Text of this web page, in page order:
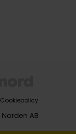
Cookiepolicy
AB